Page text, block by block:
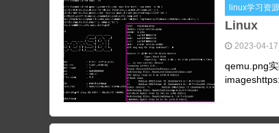
linux学习资源
Linux
2023-04-17
qemu.png